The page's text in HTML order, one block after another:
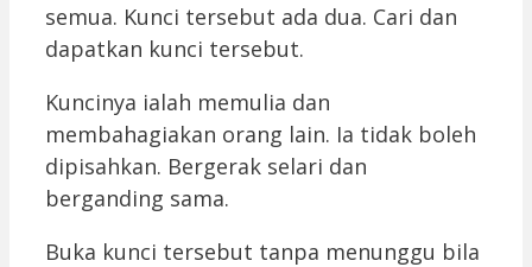
semua. Kunci tersebut ada dua. Cari dan
dapatkan kunci tersebut.
Kuncinya ialah memulia dan
membahagiakan orang lain. Ia tidak boleh
dipisahkan. Bergerak selari dan
berganding sama.
Buka kunci tersebut tanpa menunggu bila